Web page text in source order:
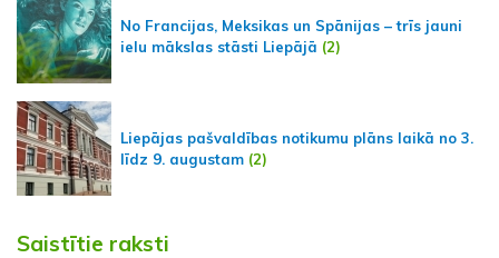
No Francijas, Meksikas un Spānijas – trīs jauni
ielu mākslas stāsti Liepājā (2)
Liepājas pašvaldības notikumu plāns laikā no 3.
līdz 9. augustam (2)
Saistītie raksti